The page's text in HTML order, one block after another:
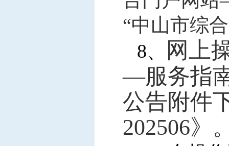
“中山市综
8、
网上
—服务指南
公告附件
202506》